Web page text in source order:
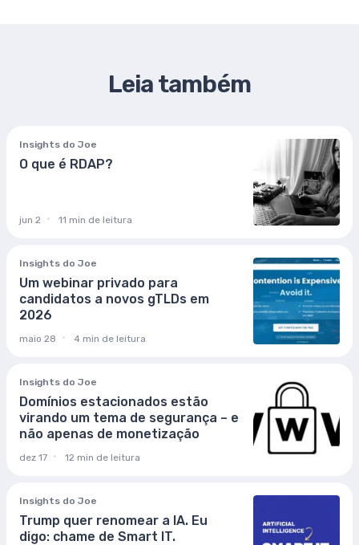
Leia também
Insights do Joe
O que é RDAP?
jun 2 11 min de leitura
Insights do Joe
Um webinar privado para
candidatos a novos gTLDs em
2026
maio 28 4 min de leitura
Insights do Joe
Domínios estacionados estão
virando um tema de segurança – e
não apenas de monetização
dez 17 12 min de leitura
Insights do Joe
Trump quer renomear a IA. Eu
digo: chame de Smart IT.